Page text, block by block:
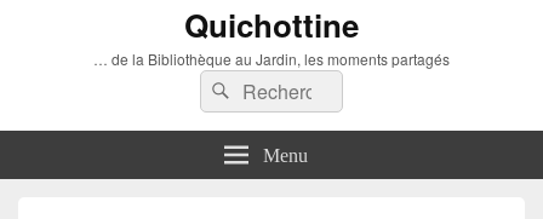
Quichottine
… de la Bibliothèque au Jardin, les moments partagés
Recherche :
Rechercher
Menu